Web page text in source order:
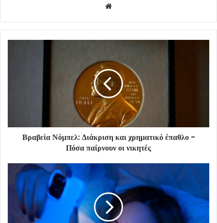
Βραβεία Νόμπελ: Διάκριση και χρηματικό έπαθλο -
Πόσα παίρνουν οι νικητές